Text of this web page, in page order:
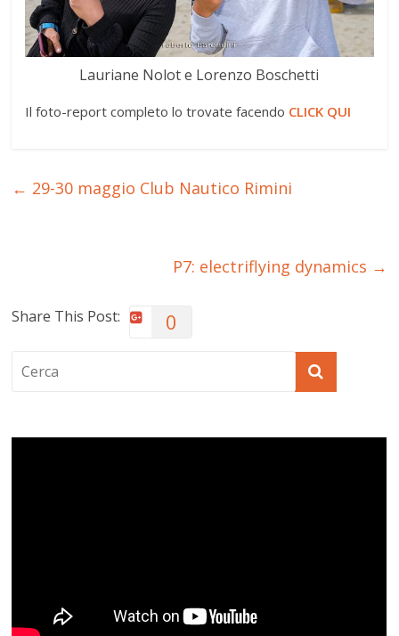
Lauriane Nolot e Lorenzo Boschetti
Il foto-report completo lo trovate facendo CLICK QUI
← 29-30 maggio Club Nautico Rimini
P7: electriflying dynamics →
Share This Post: 0